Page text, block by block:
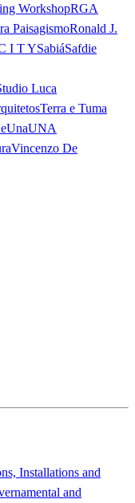
WorkshopRGA
PaisagismoRonald J.
I T YSabiáSafdie
Luca
Terra e Tuma
UnaUNA
Vincenzo De
Installations and
and